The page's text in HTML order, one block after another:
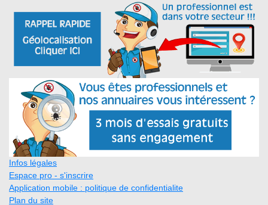
Infos légales
Espace pro - s'inscrire
Application mobile : politique de confidentialite
Plan du site